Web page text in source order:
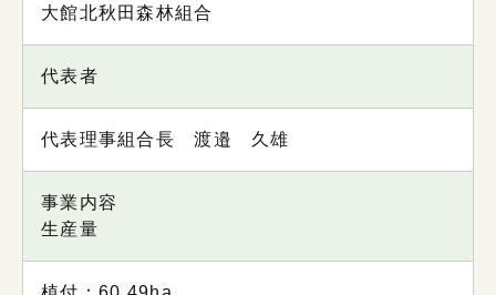
内容
大館北秋田森林組合
代表者
代表理事組合長 渡邉 久雄
事業内容
生産量